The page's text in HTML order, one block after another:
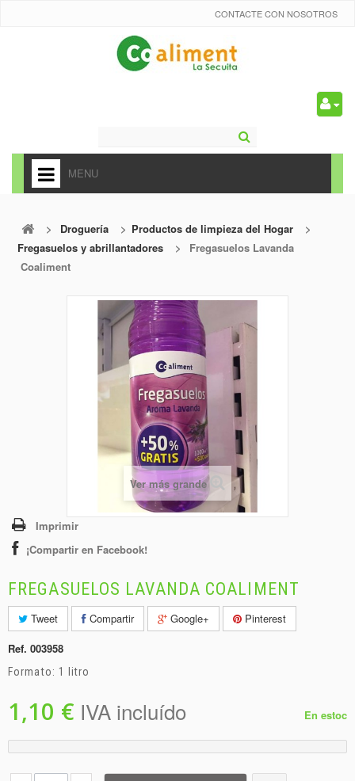
CONTACTE CON NOSOTROS
MENU
ALIMENTACIÓN
FRUTAS Y VEDURAS
REFRESCOS
CARNICERÍA Y CHARCUTERÍA
> Droguería > Productos de limpieza del Hogar
>
Fregasuelos y abrillantadores
>
Fregasuelos Lavanda
Coaliment
Ver más grande
Imprimir
¡Compartir en Facebook!
FREGASUELOS LAVANDA COALIMENT
Tweet Compartir Google+
Pinterest
Ref. 003958
Formato: 1 litro
1,10 € IVA incluído En estoc